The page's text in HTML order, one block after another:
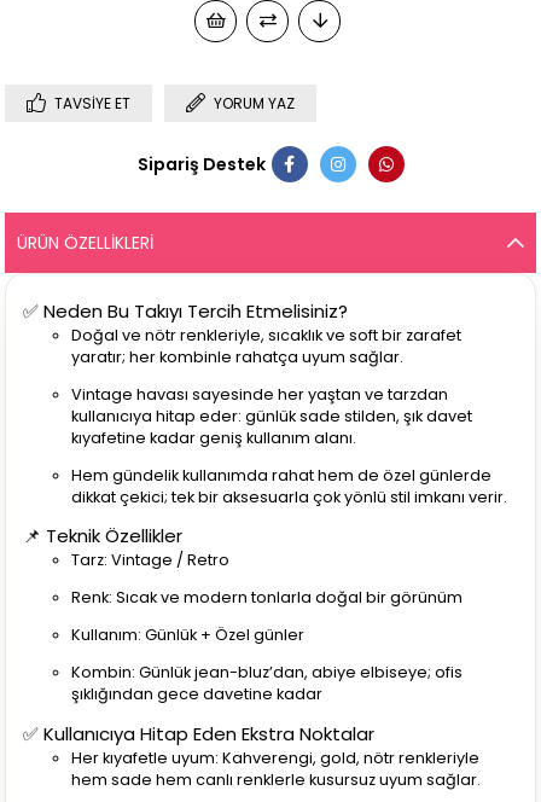
TAVSIYE ET YORUM YAZ
Sipariş Destek
ÜRÜN ÖZELLIKLERI
✅ Neden Bu Takıyı Tercih Etmelisiniz?
Doğal ve nötr renkleriyle, sıcaklık ve soft bir zarafet
yaratır; her kombinle rahatça uyum sağlar.
Vintage havası sayesinde her yaştan ve tarzdan
kullanıcıya hitap eder: günlük sade stilden, şık davet
kıyafetine kadar geniş kullanım alanı.
Hem gündelik kullanımda rahat hem de özel günlerde
dikkat çekici; tek bir aksesuarla çok yönlü stil imkanı verir.
📌 Teknik Özellikler
Tarz: Vintage / Retro
Renk: Sıcak ve modern tonlarla doğal bir görünüm
Kullanım: Günlük + Özel günler
Kombin: Günlük jean-bluz’dan, abiye elbiseye; ofis
şıklığından gece davetine kadar
✅ Kullanıcıya Hitap Eden Ekstra Noktalar
Her kıyafetle uyum: Kahverengi, gold, nötr renkleriyle
hem sade hem canlı renklerle kusursuz uyum sağlar.